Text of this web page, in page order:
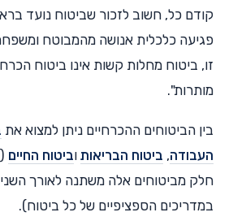
קודם כל, חשוב לזכור שביטוח נועד
פגיעה כלכלית אנושה מהמבוטח
זו, ביטוח מחלות קשות אינו ביטוח
מותרות".
בין הביטוחים ההכרחיים ניתן למצוא את
העבודה, ביטוח הבריאות וביטוח החיים
חלק מביטוחים אלה משתנה לאורך
במדריכים הספציפיים של כל ביטוח).